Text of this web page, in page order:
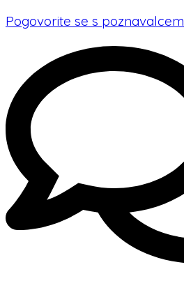
Pogovorite se s poznavalcem